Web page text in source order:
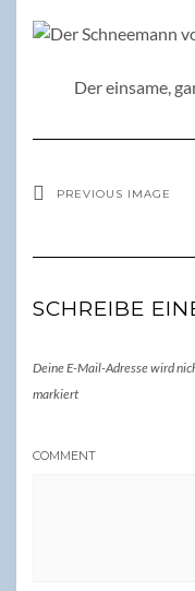
Der einsame,
PREVIOUS IMAGE
SCHREIBE
Deine E-Mail-Adresse wird
markiert
COMMENT